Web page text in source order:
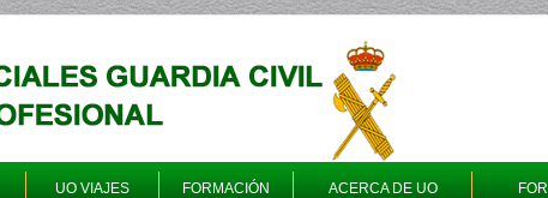
UO VIAJES FORMACIÓN ACERCA DE UO